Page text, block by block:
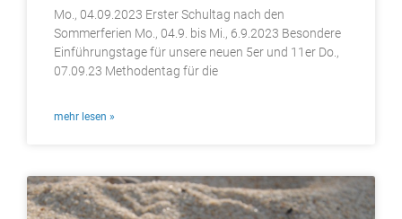
Mo., 04.09.2023 Erster Schultag nach den
Sommerferien Mo., 04.9. bis Mi., 6.9.2023 Besondere
Einführungstage für unsere neuen 5er und 11er Do.,
07.09.23 Methodentag für die
mehr lesen »